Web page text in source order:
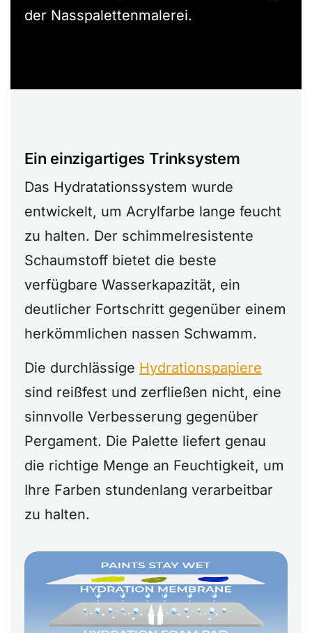
der Nasspalettenmalerei.
Ein einzigartiges Trinksystem
Das Hydratationssystem wurde
entwickelt, um Acrylfarbe lange feucht
zu halten. Der schimmelresistente
Schaumstoff bietet die beste
verfügbare Wasserkapazität, ein
deutlicher Fortschritt gegenüber einem
herkömmlichen nassen Schwamm.
Die durchlässige Hydrationspapiere
sind reißfest und zerfließen nicht, eine
sinnvolle Verbesserung gegenüber
Pergament. Die Palette liefert genau
die richtige Menge an Feuchtigkeit, um
Ihre Farben stundenlang verarbeitbar
zu halten.